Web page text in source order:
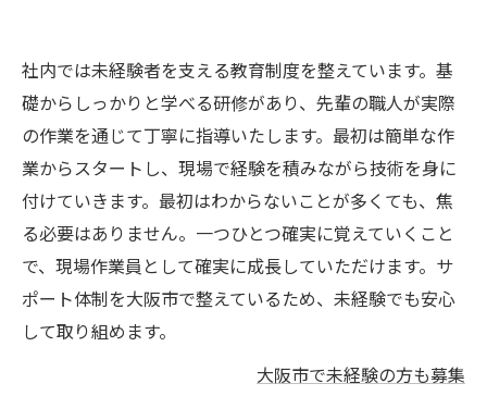
社内では未経験者を支える教育制度を整えています。基
礎からしっかりと学べる研修があり、先輩の職人が実際
の作業を通じて丁寧に指導いたします。最初は簡単な作
業からスタートし、現場で経験を積みながら技術を身に
付けていきます。最初はわからないことが多くても、焦
る必要はありません。一つひとつ確実に覚えていくこと
で、現場作業員として確実に成長していただけます。サ
ポート体制を大阪市で整えているため、未経験でも安心
して取り組めます。
大阪市で未経験の方も募集